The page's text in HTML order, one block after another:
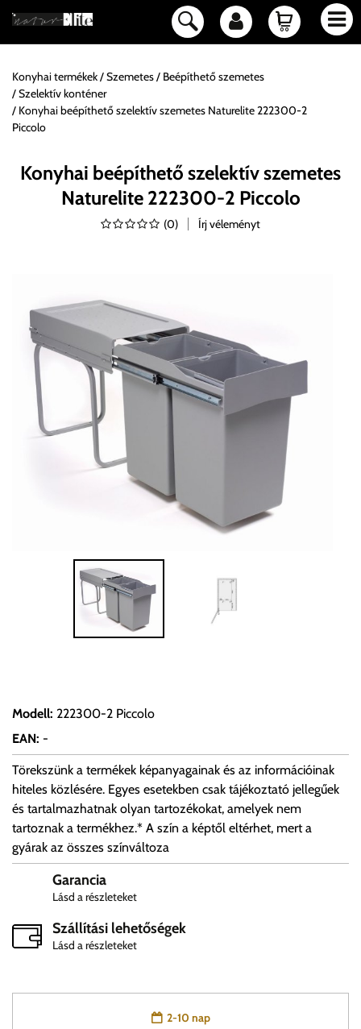
Konyhai termékek Szemetes
Beépíthető szemetes
Szelektív konténer
Konyhai beépíthető szelektív szemetes Naturelite 222300-2
Piccolo
Konyhai beépíthető szelektív szemetes
Naturelite 222300-2 Piccolo
(0) Írj véleményt
Modell: 222300-2 Piccolo
EAN: -
Törekszünk a termékek képanyagainak és az információinak
hiteles közlésére. Egyes esetekben csak tájékoztató jellegűek
és tartalmazhatnak olyan tartozékokat, amelyek nem
tartoznak a termékhez.* A szín a képtől eltérhet, mert a
gyárak az összes színváltoza
Garancia
Lásd a részleteket
Szállítási lehetőségek
Lásd a részleteket
2-10 nap